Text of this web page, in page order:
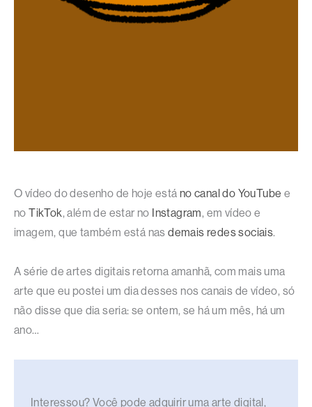
O vídeo do desenho de hoje está no canal do YouTube e
noTikTok, além de estar no Instagram, em vídeo e
imagem, que também está nasdemais redes sociais.
A série de artes digitais retorna amanhã, com mais uma
arte que eu postei um dia desses nos canais de vídeo, só
não disse que dia seria: se ontem, se há um mês, há um
ano…
Interessou? Você pode adquirir uma arte digital,